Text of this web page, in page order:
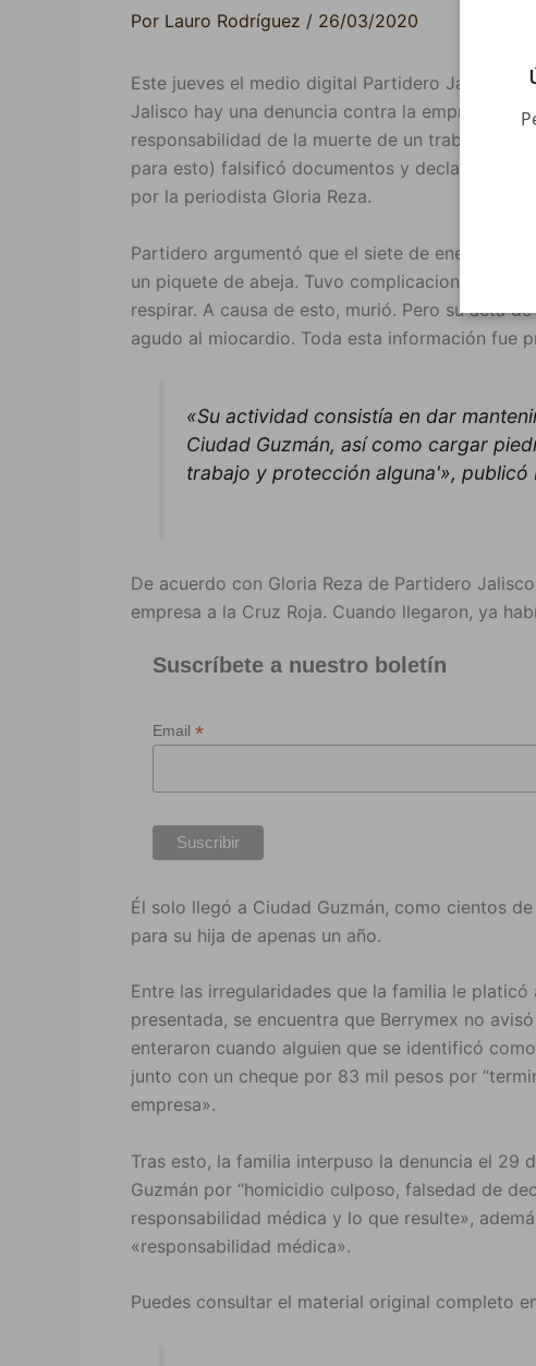
Por Lauro Rodríguez / 26/03/2020
Este jueves el medio digital Partidero Jalisco
Jalisco hay una denuncia contra la empresa
responsabilidad de la muerte de un trabajador
para esto) falsificó documentos y
por la periodista Gloria Reza.
Partidero argumentó que el siete de enero,
un piquete de abeja. Tuvo complicaciones por
respirar. A causa de esto, murió. Pero su acta
agudo al miocardio. Toda esta información fue
«Su actividad consistía en dar
Ciudad Guzmán, así como cargar
trabajo y protección alguna'», publicó
De acuerdo con Gloria Reza de Partidero
empresa a la Cruz Roja. Cuando llegaron, ya
Suscríbete a nuestro boletín
Email *
Él solo llegó a Ciudad Guzmán, como cientos
para su hija de apenas un año.
Entre las irregularidades que la familia le
presentada, se encuentra que Berrymex no
enteraron cuando alguien que se identificó
junto con un cheque por 83 mil pesos por
empresa».
Tras esto, la familia interpuso la denuncia el 29
Guzmán por “homicidio culposo, falsedad de
responsabilidad médica y lo que resulte»,
«responsabilidad médica».
Puedes consultar el material original completo